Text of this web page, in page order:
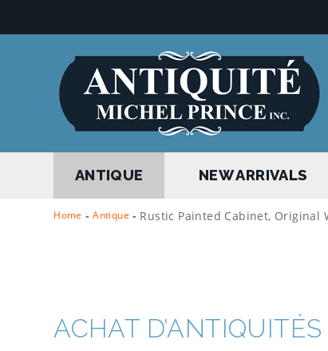
ANTIQUE NEW ARRIVALS
Home - Antique - Rustic Painted Cabinet, Original
ACHAT D’ANTIQUITÉS